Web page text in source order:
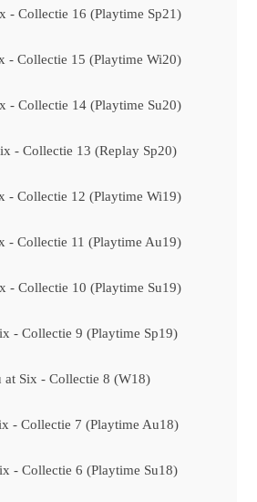
- Collectie 16 (Playtime Sp21)
- Collectie 15 (Playtime Wi20)
- Collectie 14 (Playtime Su20)
- Collectie 13 (Replay Sp20)
- Collectie 12 (Playtime Wi19)
- Collectie 11 (Playtime Au19)
- Collectie 10 (Playtime Su19)
- Collectie 9 (Playtime Sp19)
at Six - Collectie 8 (W18)
- Collectie 7 (Playtime Au18)
- Collectie 6 (Playtime Su18)